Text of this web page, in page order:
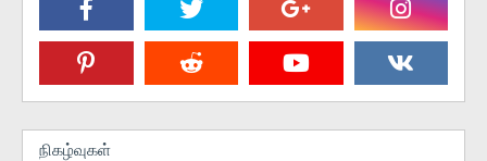
நிகழ்வுகள்